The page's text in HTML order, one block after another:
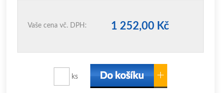
Vaše cena vč. DPH: 1 252,00 Kč
ks